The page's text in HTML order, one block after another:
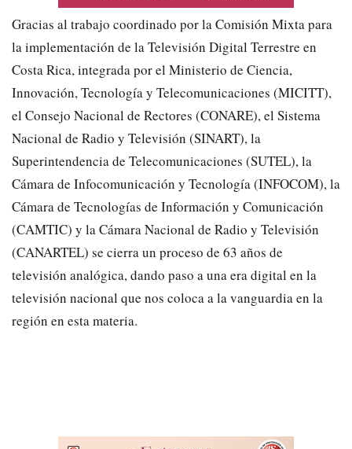
Gracias al trabajo coordinado por la Comisión Mixta para
la implementación de la Televisión Digital Terrestre en
Costa Rica, integrada por el Ministerio de Ciencia,
Innovación, Tecnología y Telecomunicaciones (MICITT),
el Consejo Nacional de Rectores (CONARE), el Sistema
Nacional de Radio y Televisión (SINART), la
Superintendencia de Telecomunicaciones (SUTEL), la
Cámara de Infocomunicación y Tecnología (INFOCOM), la
Cámara de Tecnologías de Información y Comunicación
(CAMTIC) y la Cámara Nacional de Radio y Televisión
(CANARTEL) se cierra un proceso de 63 años de
televisión analógica, dando paso a una era digital en la
televisión nacional que nos coloca a la vanguardia en la
región en esta materia.